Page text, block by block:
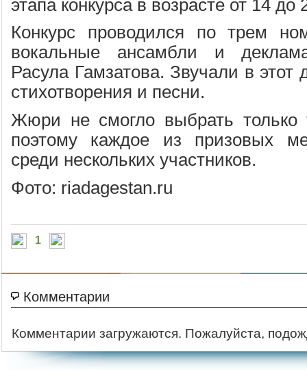
этапа конкурса в возрасте от 14 до
Конкурс проводился по трем
вокальные ансамбли и
Расула Гамзатова. Звучали в этот
стихотворения и песни.
Жюри не смогло выбрать только
поэтому каждое из призовых
среди нескольких участников.
Фото: riadagestan.ru
1
Комментарии
Комментарии загружаются. Пожалуйста,